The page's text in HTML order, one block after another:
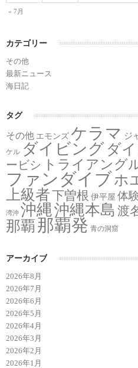
« 7月
カテゴリー
その他
最新ニュース
海日記
タグ
その他 エモンズ ケラマ ジ
ケル ダイビング ダ
ービシ トライアング
ファンダイブホ
上級者下曽根 伊平屋 体
湾沖 沖縄沖縄本島 渡
那覇 那覇発 青の洞窟
アーカイブ
2026年8月
2026年7月
2026年6月
2026年5月
2026年4月
2026年3月
2026年2月
2026年1月